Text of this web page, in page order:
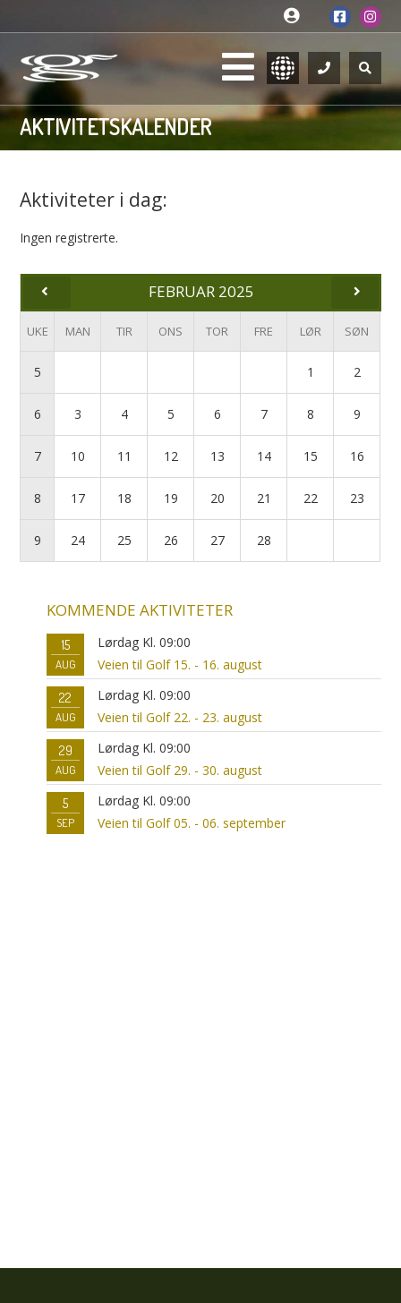
AKTIVITETSKALENDER
Aktiviteter i dag:
Ingen registrerte.
FEBRUAR 2025
UKE MAN TIR ONS TOR FRE LØR SØN
5 1 2
6 3 4 5 6 7 8 9
7 10 11 12 13 14 15 16
8 17 18 19 20 21 22 23
9 24 25 26 27 28
KOMMENDE AKTIVITETER
15
AUG
Lørdag Kl. 09:00
Veien til Golf 15. - 16. august
22
AUG
Lørdag Kl. 09:00
Veien til Golf 22. - 23. august
29
AUG
Lørdag Kl. 09:00
Veien til Golf 29. - 30. august
5
SEP
Lørdag Kl. 09:00
Veien til Golf 05. - 06. september